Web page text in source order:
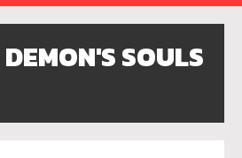
DEMON'S SOULS